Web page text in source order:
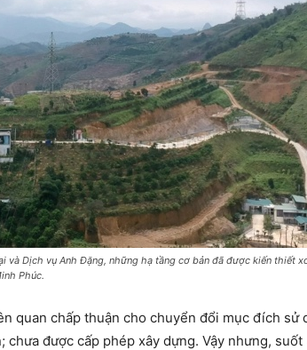
và Dịch vụ Anh Đặng, những hạ tầng cơ bản đã được kiến thiết
Phúc.
quan chấp thuận cho chuyển đổi mục đích
được cấp phép xây dựng. Vậy nhưng,